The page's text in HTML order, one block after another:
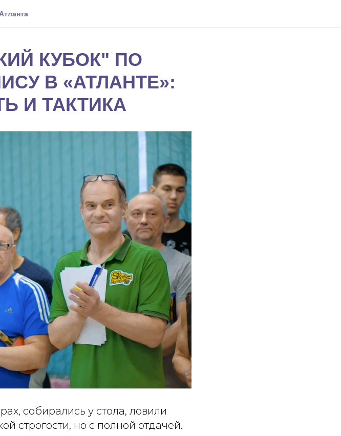
КУБОК" ПО
В «АТЛАНТЕ»:
И ТАКТИКА
собирались у стола, ловили
строгости, но с полной отдачей.